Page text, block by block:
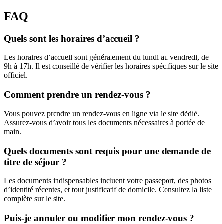
FAQ
Quels sont les horaires d’accueil ?
Les horaires d’accueil sont généralement du lundi au vendredi, de
9h à 17h. Il est conseillé de vérifier les horaires spécifiques sur le site
officiel.
Comment prendre un rendez-vous ?
Vous pouvez prendre un rendez-vous en ligne via le site dédié.
Assurez-vous d’avoir tous les documents nécessaires à portée de
main.
Quels documents sont requis pour une demande de
titre de séjour ?
Les documents indispensables incluent votre passeport, des photos
d’identité récentes, et tout justificatif de domicile. Consultez la liste
complète sur le site.
Puis-je annuler ou modifier mon rendez-vous ?